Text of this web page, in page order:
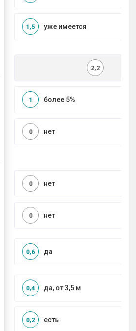
уже имеется
1,5
2,2
более 5%
1
нет
0
нет
0
нет
0
да
0,6
да, от 3,5 м
0,4
есть
0,2